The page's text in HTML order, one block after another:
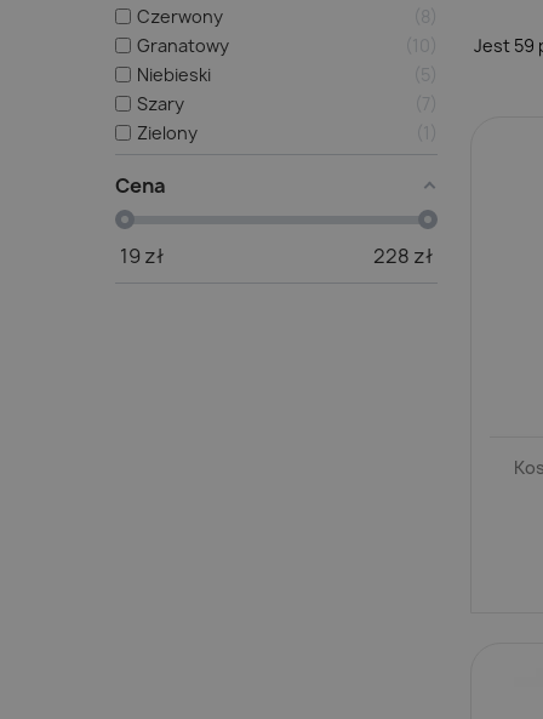
Czerwony
8
Granatowy
10
Niebieski
5
Szary
7
Zielony
Cena
19 zł 228 zł
Jest 59